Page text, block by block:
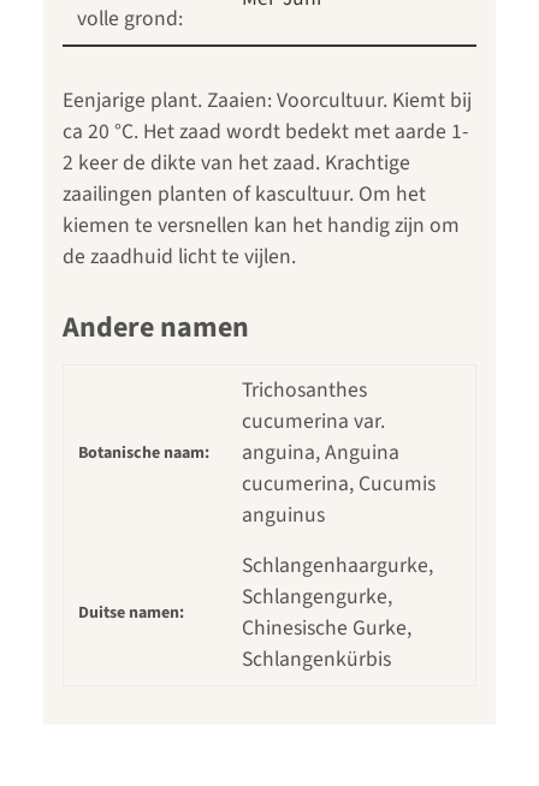
volle grond:
Eenjarige plant. Zaaien: Voorcultuur. Kiemt bij
ca 20 °C. Het zaad wordt bedekt met aarde 1-
2 keer de dikte van het zaad. Krachtige
zaailingen planten of kascultuur. Om het
kiemen te versnellen kan het handig zijn om
de zaadhuid licht te vijlen.
Andere namen
Botanische naam:
Trichosanthes
cucumerina var.
anguina, Anguina
cucumerina, Cucumis
anguinus
Duitse namen:
Schlangenhaargurke,
Schlangengurke,
Chinesische Gurke,
Schlangenkürbis